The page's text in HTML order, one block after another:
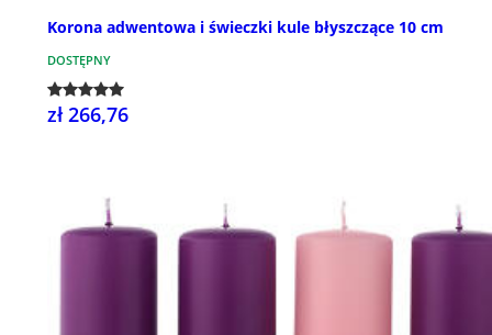
Korona adwentowa i świeczki kule błyszczące 10 cm
DOSTĘPNY
zł 266,76